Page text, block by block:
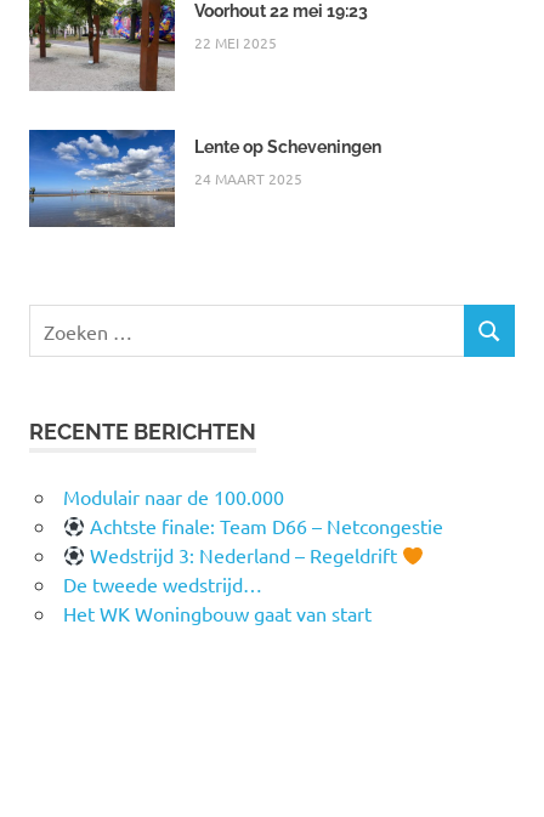
Voorhout 22 mei 19:23
22 MEI 2025
Lente op Scheveningen
24 MAART 2025
naar:
ZOEKEN
RECENTE BERICHTEN
Modulair naar de 100.000
Achtste finale: Team D66 – Netcongestie
Wedstrijd 3: Nederland – Regeldrift
De tweede wedstrijd…
Het WK Woningbouw gaat van start